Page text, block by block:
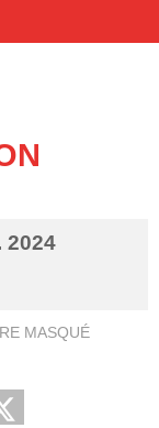
2024
MASQUÉ